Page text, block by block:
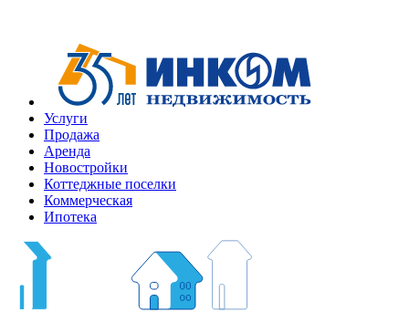
Услуги
Продажа
Аренда
Новостройки
Коттеджные поселки
Коммерческая
Ипотека